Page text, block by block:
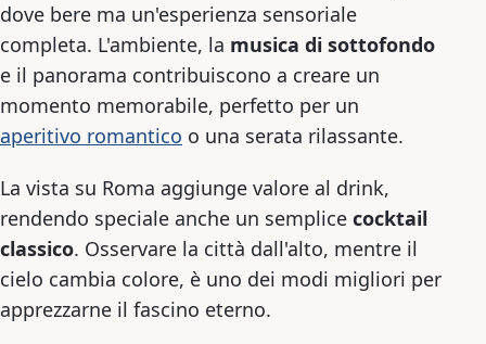
dove bere ma un'esperienza sensoriale
completa. L'ambiente, la musica di sottofondo
e il panorama contribuiscono a creare un
momento memorabile, perfetto per un
aperitivo romantico o una serata rilassante.
La vista su Roma aggiunge valore al drink,
rendendo speciale anche un semplice cocktail
classico. Osservare la città dall'alto, mentre il
cielo cambia colore, è uno dei modi migliori per
apprezzarne il fascino eterno.